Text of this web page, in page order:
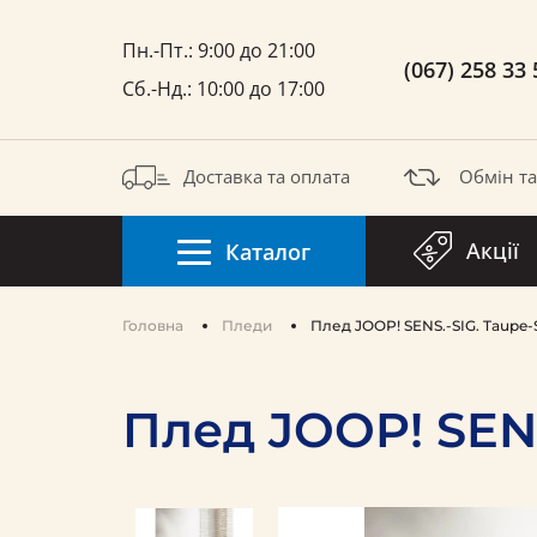
Пн.-Пт.: 9:00 до 21:00
Сб.-Нд.: 10:00 до 17:00
(067) 258 33
Доставка та оплата Обмін
Каталог Акції
Головна Пледи Плед JOOP! SENS.-SIG. Taupe-
Плед JOOP!